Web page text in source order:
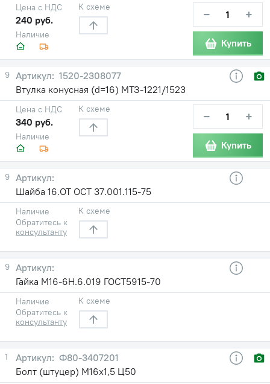
Наличие
Цена с НДС
240 руб.
К схеме − +
Купить
9
1520-2308077
Втулка конусная (d=16) МТЗ-1221/1523
Наличие
Цена с НДС
340 руб.
К схеме − +
Купить
9
Шайба 16.ОТ ОСТ 37.001.115-75
Наличие
Обратитесь к
консультанту
К схеме
9
Гайка М16-6Н.6.019 ГОСТ5915-70
Наличие
Обратитесь к
консультанту
К схеме
1
Ф80-3407201
Болт (штуцер) М16х1,5 Ц50